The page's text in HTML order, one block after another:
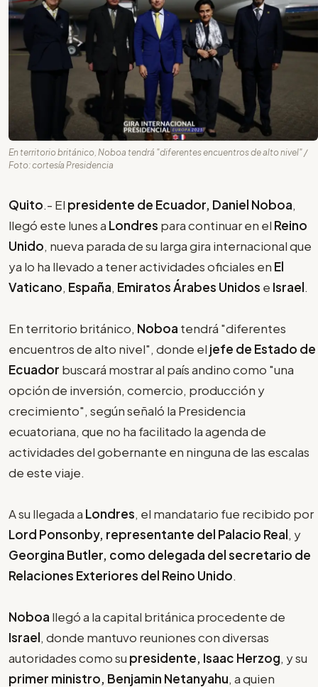
En territorio británico, Noboa tendrá "diferentes encuentros de alto nivel" /
Foto: cortesía Presidencia
Quito.- El presidente de Ecuador, Daniel Noboa,
llegó este lunes a Londres para continuar en el Reino
Unido, nueva parada de su larga gira internacional que
ya lo ha llevado a tener actividades oficiales en El
Vaticano, España, Emiratos Árabes Unidos e Israel.
En territorio británico, Noboa tendrá "diferentes
encuentros de alto nivel", donde el jefe de Estado de
Ecuador buscará mostrar al país andino como "una
opción de inversión, comercio, producción y
crecimiento", según señaló la Presidencia
ecuatoriana, que no ha facilitado la agenda de
actividades del gobernante en ninguna de las escalas
de este viaje.
A su llegada a Londres, el mandatario fue recibido por
Lord Ponsonby, representante del Palacio Real, y
Georgina Butler, como delegada del secretario de
Relaciones Exteriores del Reino Unido.
Noboa llegó a la capital británica procedente de
Israel, donde mantuvo reuniones con diversas
autoridades como su presidente, Isaac Herzog, y su
primer ministro, Benjamin Netanyahu, a quien